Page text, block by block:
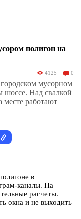
полигон на
4125 0
мусорном
Над свалкой
работают
в
каналы. На
расчеты.
окна и не выходить